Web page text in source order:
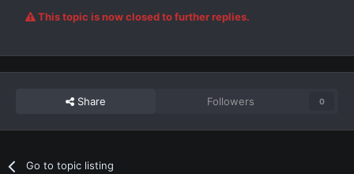
This topic is now closed to further replies.
Share Followers 0
Go to topic listing